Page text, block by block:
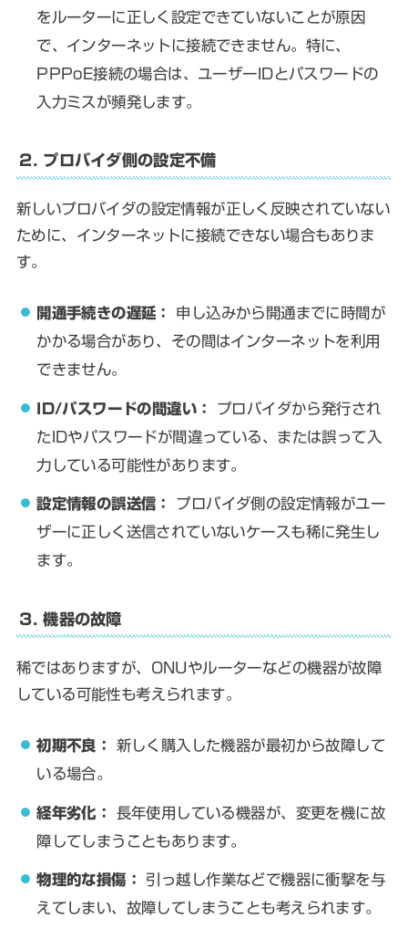
をルーターに正しく設定できていないことが原因
で、インターネットに接続できません。特に、
PPPoE接続の場合は、ユーザーIDとパスワードの
入力ミスが頻発します。
2. プロバイダ側の設定不備
新しいプロバイダの設定情報が正しく反映されていない
ために、インターネットに接続できない場合もありま
す。
開通手続きの遅延：
申し込みから開通までに時間が
かかる場合があり、その間はインターネットを利用
できません。
ID/パスワードの間違い：
プロバイダから発行され
たIDやパスワードが間違っている、または誤って入
力している可能性があります。
設定情報の誤送信：
プロバイダ側の設定情報がユー
ザーに正しく送信されていないケースも稀に発生し
ます。
3. 機器の故障
稀ではありますが、ONUやルーターなどの機器が故障
している可能性も考えられます。
初期不良：
新しく購入した機器が最初から故障して
いる場合。
経年劣化：
長年使用している機器が、変更を機に故
障してしまうこともあります。
物理的な損傷：
引っ越し作業などで機器に衝撃を与
えてしまい、故障してしまうことも考えられます。